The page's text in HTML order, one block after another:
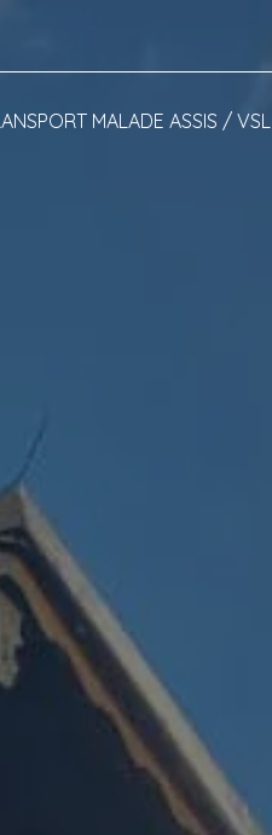
MALADE ASSIS / VSL